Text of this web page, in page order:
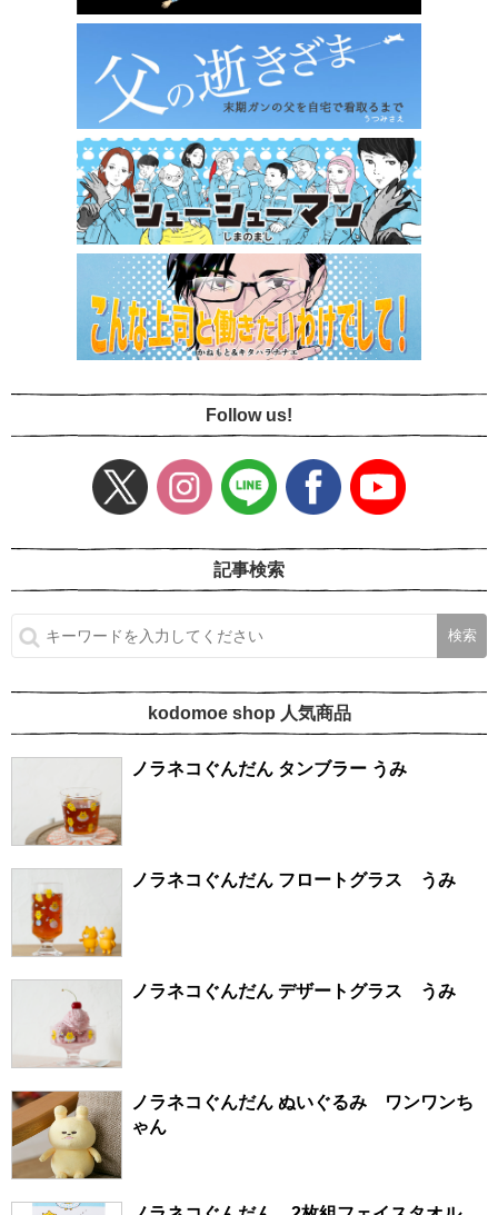
Follow us!
記事検索
kodomoe shop 人気商品
ノラネコぐんだん タンブラー うみ
ノラネコぐんだん フロートグラス うみ
ノラネコぐんだん デザートグラス うみ
ノラネコぐんだん ぬいぐるみ ワンワンち
ゃん